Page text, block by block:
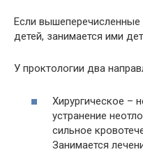
Если
детей, занимается ими
У проктологии два
Хирургическое –
устранение
сильное
Занимается